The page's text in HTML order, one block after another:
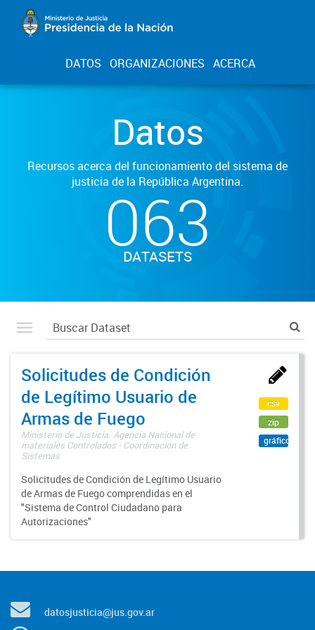
DATOS ORGANIZACIONES ACERCA
Datos
Recursos acerca del funcionamiento del sistema de
justicia de la República Argentina.
063
DATASETS
Solicitudes de Condición
de Legítimo Usuario de
Armas de Fuego
Ministerio de Justicia. Agencia Nacional de
materiales Controlados - Coordinación de
Sistemas
Solicitudes de Condición de Legítimo Usuario
de Armas de Fuego comprendidas en el
"Sistema de Control Ciudadano para
Autorizaciones"
csv
zip
gráfico
datosjusticia@jus.gov.ar